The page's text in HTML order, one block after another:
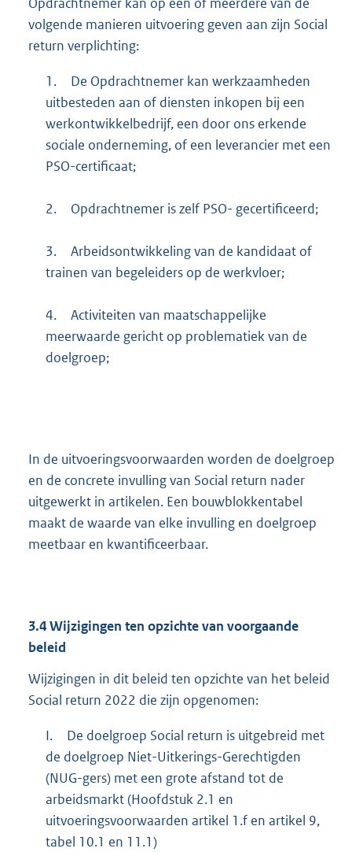
volgende manieren uitvoering geven aan zijn Social
return verplichting:
1.
De Opdrachtnemer kan werkzaamheden
uitbesteden aan of diensten inkopen bij een
werkontwikkelbedrijf, een door ons erkende
sociale onderneming, of een leverancier met een
PSO-certificaat;
2. Opdrachtnemer is zelf PSO- gecertificeerd;
3.
Arbeidsontwikkeling van de kandidaat of
trainen van begeleiders op de werkvloer;
4.
Activiteiten van maatschappelijke
meerwaarde gericht op problematiek van de
doelgroep;
In de uitvoeringsvoorwaarden worden de doelgroep
en de concrete invulling van Social return nader
uitgewerkt in artikelen. Een bouwblokkentabel
maakt de waarde van elke invulling en doelgroep
meetbaar en kwantificeerbaar.
3.4Wijzigingen ten opzichte van voorgaande
beleid
Wijzigingen in dit beleid ten opzichte van het beleid
Social return 2022 die zijn opgenomen:
I.
De doelgroep Social return is uitgebreid met
de doelgroep Niet-Uitkerings-Gerechtigden
(NUG-gers) met een grote afstand tot de
arbeidsmarkt (Hoofdstuk 2.1 en
uitvoeringsvoorwaarden artikel 1.f en artikel 9,
tabel 10.1 en 11.1)